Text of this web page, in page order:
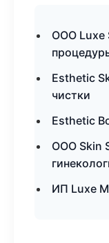
ООО Luxe
Esthetic
чистки
Esthetic
ООО Skin
ИП Luxe